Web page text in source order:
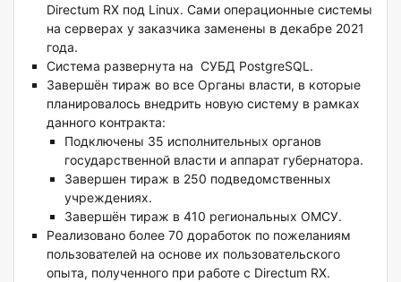
Directum RX под Linux. Сами операционные системы
на серверах у заказчика заменены в декабре 2021
года.
Система развернута на СУБД PostgreSQL.
Завершён тираж во все Органы власти, в которые
планировалось внедрить новую систему в рамках
данного контракта:
Подключены 35 исполнительных органов
государственной власти и аппарат губернатора.
Завершен тираж в 250 подведомственных
учреждениях.
Завершён тираж в 410 региональных ОМСУ.
Реализовано более 70 доработок по пожеланиям
пользователей на основе их пользовательского
опыта, полученного при работе с Directum RX.